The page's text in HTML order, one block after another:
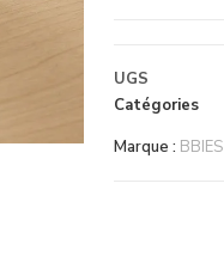
UGS
Catégories
Marque : BBIES